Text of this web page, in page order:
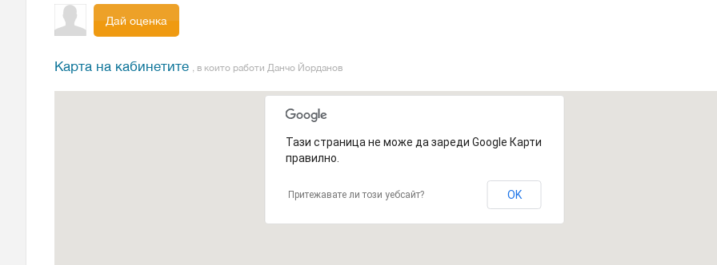
Дай оценка
Карта на кабинетите , в които работи Данчо Йорданов
Тази страница не може да зареди Google Карти
правилно.
Притежавате ли този уебсайт? OK